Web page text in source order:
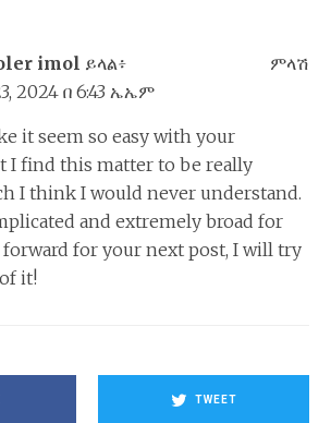
imol ይላል፥
2024 በ 6:43 ኤኤም
it seem so easy with your
I find this matter to be really
I think I would never understand.
and extremely broad for
forward for your next post, I will try
it!
ምላሽ
TWEET